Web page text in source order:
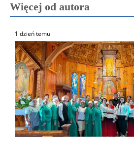
Więcej od autora
1 dzień temu